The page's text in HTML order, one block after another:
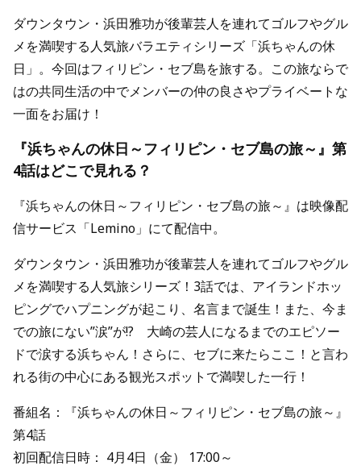
ダウンタウン・浜田雅功が後輩芸人を連れてゴルフやグル
メを満喫する人気旅バラエティシリーズ「浜ちゃんの休
日」。今回はフィリピン・セブ島を旅する。この旅ならで
はの共同生活の中でメンバーの仲の良さやプライベートな
一面をお届け！
『浜ちゃんの休日～フィリピン・セブ島の旅～』第
4話はどこで見れる？
『浜ちゃんの休日～フィリピン・セブ島の旅～』は映像配
信サービス「Lemino」にて配信中。
ダウンタウン・浜田雅功が後輩芸人を連れてゴルフやグル
メを満喫する人気旅シリーズ！3話では、アイランドホッ
ピングでハプニングが起こり、名言まで誕生！また、今ま
での旅にない”涙”が!? 大崎の芸人になるまでのエピソー
ドで涙する浜ちゃん！さらに、セブに来たらここ！と言わ
れる街の中心にある観光スポットで満喫した一行！
番組名：『浜ちゃんの休日～フィリピン・セブ島の旅～』
第4話
初回配信日時： 4月4日（金） 17:00～